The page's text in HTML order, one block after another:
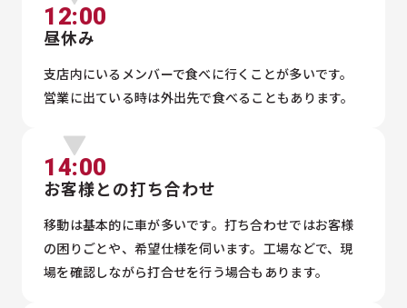
12:00
昼休み
支店内にいるメンバーで食べに行くことが多いです。
営業に出ている時は外出先で食べることもあります。
14:00
お客様との打ち合わせ
移動は基本的に車が多いです。打ち合わせではお客様
の困りごとや、希望仕様を伺います。工場などで、現
場を確認しながら打合せを行う場合もあります。